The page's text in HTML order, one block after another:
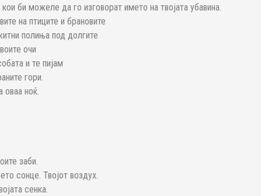
кои би можеле да го изговорат името на твојата убавина.
на птиците и брановите
полиња под долгите
очи
и те пијам
гори.
оваа ноќ.
заби.
сонце. Твојот воздух.
сенка.